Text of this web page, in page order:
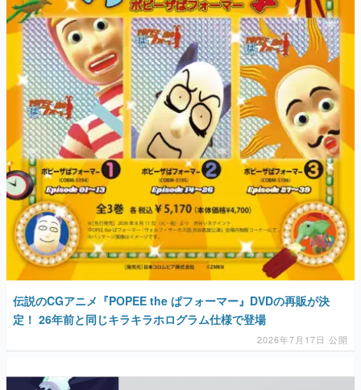
アプリレビュー
その他
電ファミニコゲーマーとは？
運営：株式会社マレ
伝説のCGアニメ『POPEE the ぱフォーマー』DVDの再販が決
定！ 26年前と同じキラキラホログラム仕様で登場
2026年7月17日 公開